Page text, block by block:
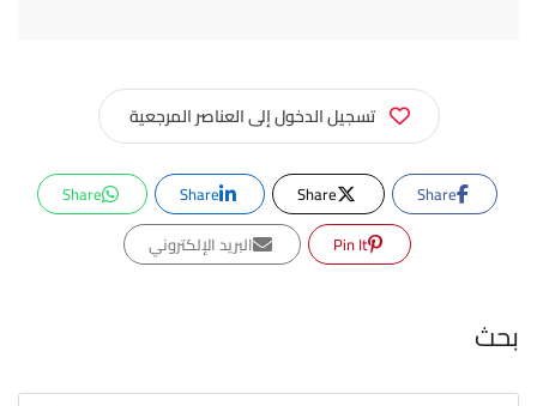
تسجيل الدخول إلى العناصر المرجعية
Share
Share
Share
Share
Pin It
البريد الإلكتروني
بحث